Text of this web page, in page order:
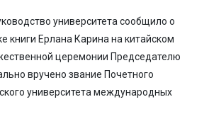
университета сообщило о
книги Ерлана Карина на китайском
церемонии Председателю
вручено звание Почетного
университета международных